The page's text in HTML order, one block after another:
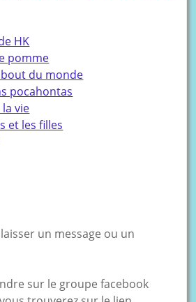
HK
pomme
bout du monde
pocahontas
vie
et les filles
un message ou un
sur le groupe facebook